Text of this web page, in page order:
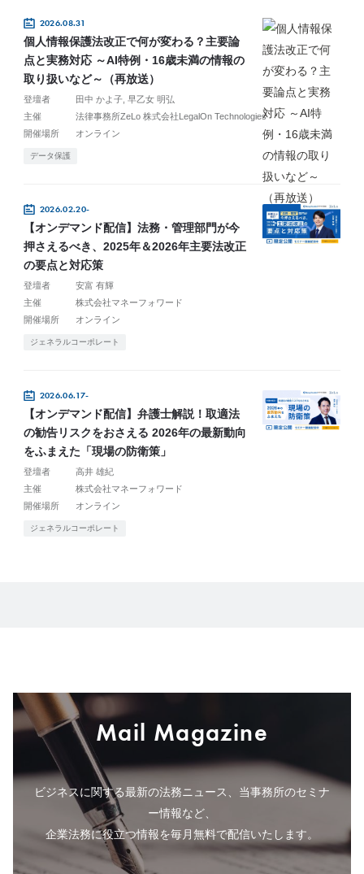
2026.08.31
個人情報保護法改正で何が変わる？主要論
点と実務対応 ～AI特例・16歳未満の情報の
取り扱いなど～（再放送）
登壇者 田中 かよ子 早乙女 明弘
主催
法律事務所ZeLo 株式会社LegalOn Technologies
開催場所
オンライン
データ保護
2026.02.20-
【オンデマンド配信】法務・管理部門が今
押さえるべき、2025年＆2026年主要法改正
の要点と対応策
登壇者
安富 有輝
主催
株式会社マネーフォワード
開催場所
オンライン
ジェネラルコーポレート
2026.06.17-
【オンデマンド配信】弁護士解説！取適法
の勧告リスクをおさえる 2026年の最新動向
をふまえた「現場の防衛策」
登壇者
高井 雄紀
主催
株式会社マネーフォワード
開催場所
オンライン
ジェネラルコーポレート
Mail Magazine
ビジネスに関する最新の法務ニュース、当事務所のセミナ
ー情報など、
企業法務に役立つ情報を毎月無料で配信いたします。